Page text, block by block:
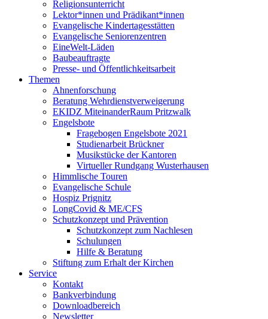
Religionsunterricht
Lektor*innen und Prädikant*innen
Evangelische Kindertagesstätten
Evangelische Seniorenzentren
EineWelt-Läden
Baubeauftragte
Presse- und Öffentlichkeitsarbeit
Themen
Ahnenforschung
Beratung Wehrdienstverweigerung
EKIDZ MiteinanderRaum Pritzwalk
Engelsbote
Fragebogen Engelsbote 2021
Studienarbeit Brückner
Musikstücke der Kantoren
Virtueller Rundgang Wusterhausen
Himmlische Touren
Evangelische Schule
Hospiz Prignitz
LongCovid & ME/CFS
Schutzkonzept und Prävention
Schutzkonzept zum Nachlesen
Schulungen
Hilfe & Beratung
Stiftung zum Erhalt der Kirchen
Service
Kontakt
Bankverbindung
Downloadbereich
Newsletter